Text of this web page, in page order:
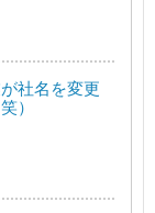
社名を変更
）